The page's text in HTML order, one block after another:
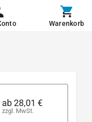
Warenkorb
ab28,01 €
zzgl. MwSt.